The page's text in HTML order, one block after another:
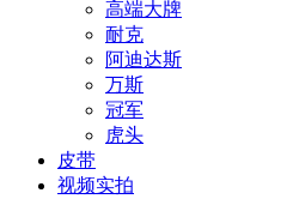
高端大牌
耐克
阿迪达斯
万斯
冠军
虎头
皮带
视频实拍